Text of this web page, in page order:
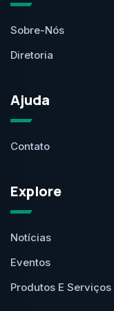
Sobre-Nós
Diretoria
Ajuda
Contato
Explore
Notícias
Eventos
Produtos E Serviços